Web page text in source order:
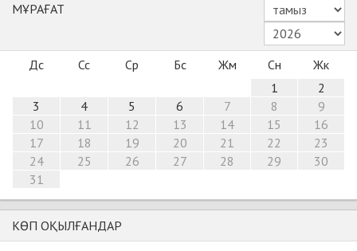
МҰРАҒАТ
Дс Сс Ср Бс Жм Сн
Жк
1
2
3
4 5 6 7 8
9
10
11 12 13 14 15
16
17
18 19 20 21 22
23
24
25 26 27 28 29
30
31
КӨП ОҚЫЛҒАНДАР